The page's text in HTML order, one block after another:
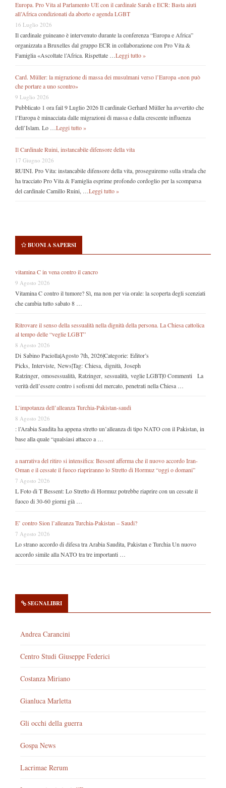
Europa. Pro Vita al Parlamento UE con il cardinale Sarah e ECR: Basta aiuti
all’Africa condizionati da aborto e agenda LGBT
16 Luglio 2026
Il cardinale guineano è intervenuto durante la conferenza “Europa e Africa”
organizzata a Bruxelles dal gruppo ECR in collaborazione con Pro Vita &
Famiglia «Ascoltate l’Africa. Rispettate …Leggi tutto »
Card. Müller: la migrazione di massa dei musulmani verso l’Europa «non può
che portare a uno scontro»
9 Luglio 2026
Pubblicato 1 ora fail 9 Luglio 2026 Il cardinale Gerhard Müller ha avvertito che
l’Europa è minacciata dalle migrazioni di massa e dalla crescente influenza
dell’Islam. Lo …Leggi tutto »
Il Cardinale Ruini, instancabile difensore della vita
17 Giugno 2026
RUINI. Pro Vita: instancabile difensore della vita, proseguiremo sulla strada che
ha tracciato Pro Vita & Famiglia esprime profondo cordoglio per la scomparsa
del cardinale Camillo Ruini, …Leggi tutto »
BUONI A SAPERSI
vitamina C in vena contro il cancro
9 Agosto 2026
Vitamina C contro il tumore? Sì, ma non per via orale: la scoperta degli scenziati
che cambia tutto sabato 8 …
Ritrovare il senso della sessualità nella dignità della persona. La Chiesa cattolica
al tempo delle “veglie LGBT”
8 Agosto 2026
Di Sabino Paciolla|Agosto 7th, 2026|Categorie: Editor’s
Picks, Interviste, News|Tag: Chiesa, dignità, Joseph
Ratzinger, omosessualità, Ratzinger, sessualità, veglie LGBT|0 Commenti La
verità dell’essere contro i sofismi del mercato, penetrati nella Chiesa …
L’impotanza dell’alleanza Turchia-Pakistan-saudi
8 Agosto 2026
: l’Arabia Saudita ha appena stretto un’alleanza di tipo NATO con il Pakistan, in
base alla quale “qualsiasi attacco a …
a narrativa del ritiro si intensifica: Bessent afferma che il nuovo accordo Iran-
Oman e il cessate il fuoco riapriranno lo Stretto di Hormuz “oggi o domani”
7 Agosto 2026
L Foto di T Bessent: Lo Stretto di Hormuz potrebbe riaprire con un cessate il
fuoco di 30-60 giorni già …
E’ contro Sion l’alleanza Turchia-Pakistan – Saudi?
7 Agosto 2026
Lo strano accordo di difesa tra Arabia Saudita, Pakistan e Turchia Un nuovo
accordo simile alla NATO tra tre importanti …
SEGNALIBRI
Andrea Carancini
Centro Studi Giuseppe Federici
Costanza Miriano
Gianluca Marletta
Gli occhi della guerra
Gospa News
Lacrimae Rerum